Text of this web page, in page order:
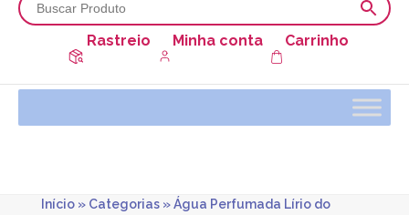
Rastreio Minha conta Carrinho
Início» Categorias»Água Perfumada Lírio do